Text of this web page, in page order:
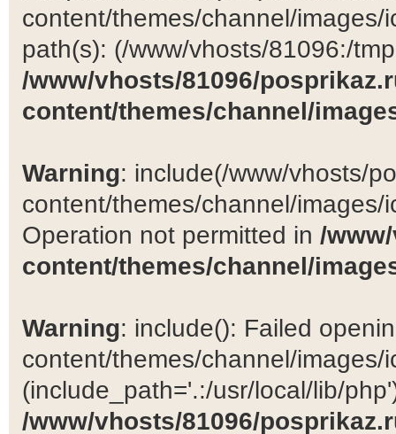
content/themes/channel/
path(s): (/www/vhosts/81096:/
/www/vhosts/81096/
content/themes/channel/
Warning: include(/www/vhosts/
content/themes/channel/
Operation not permitted in /
content/themes/channel/
Warning: include(): Failed
content/themes/channel/images/
(include_path='.:/usr/local/lib/
/www/vhosts/81096/